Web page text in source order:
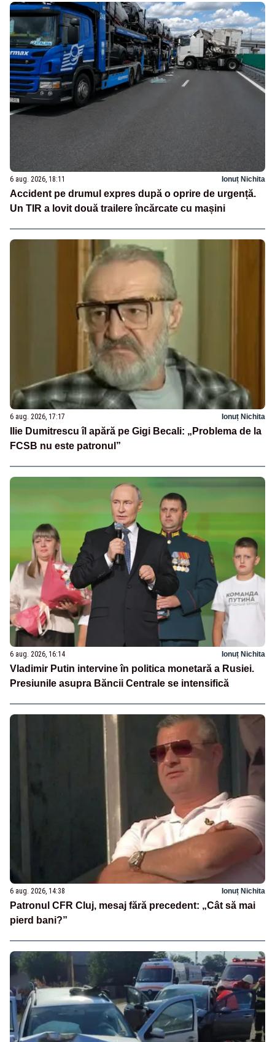
6 aug. 2026, 18:11 Ionuț Nichita
Accident pe drumul expres după o oprire de urgență.
Un TIR a lovit două trailere încărcate cu mașini
6 aug. 2026, 17:17 Ionuț Nichita
Ilie Dumitrescu îl apără pe Gigi Becali: „Problema de la
FCSB nu este patronul”
6 aug. 2026, 16:14 Ionuț Nichita
Vladimir Putin intervine în politica monetară a Rusiei.
Presiunile asupra Băncii Centrale se intensifică
6 aug. 2026, 14:38 Ionuț Nichita
Patronul CFR Cluj, mesaj fără precedent: „Cât să mai
pierd bani?”